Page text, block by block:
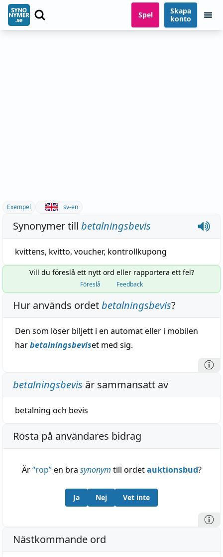
Spel
Skapa
konto
Exempel sv-en
Synonymer till betalningsbevis
kvittens, kvitto, voucher, kontrollkupong
Vill du föreslå ett nytt ord eller rapportera ett fel?
Föreslå Feedback
Hur används ordetbetalningsbevis?
Den som löser biljett i en automat eller i mobilen
harbetalningsbeviset med sig.
betalningsbevis är sammansatt av
betalning och bevis
Rösta på användares bidrag
Är“rop”en bra synonym till ordetauktionsbud?
Ja Nej Vet inte
Nästkommande ord